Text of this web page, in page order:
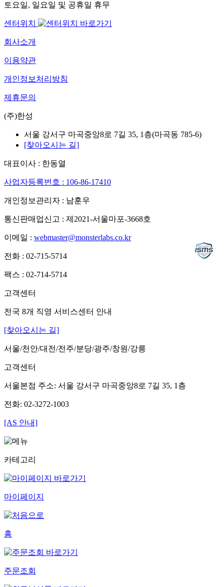
토요일, 일요일 및 공휴일 휴무
센터위치
회사소개
이용약관
개인정보처리방침
제휴문의
(주)한성
서울 강서구 마곡중앙8로 7길 35, 1층(마곡동 785-6)
[찾아오시는 길]
대표이사 : 한동열
사업자등록번호 : 106-86-17410
개인정보관리자 : 남훈우
통신판매업신고 : 제2021-서울마포-3668호
이메일 : webmaster@monsterlabs.co.kr
전화 : 02-715-5714
팩스 : 02-714-5714
고객센터
전국 8개 직영 서비스센터 안내
[찾아오시는 길]
서울/천안/대전/전주/분당/광주/창원/강릉
고객센터
서울본점 주소: 서울 강서구 마곡중앙8로 7길 35, 1층
전화: 02-3272-1003
[AS 안내]
카테고리
마이페이지
홈
주문조회